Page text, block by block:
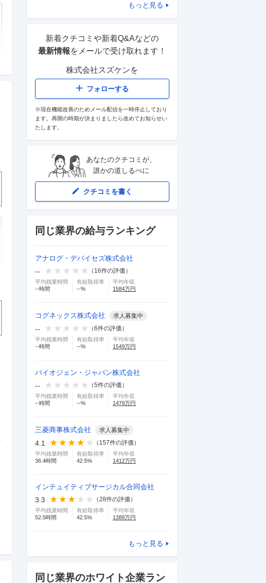
もっと見る
新着クチコミや新着Q&Aなどの
最新情報をメールで受け取れます！
株式会社スズケンを
フォローする
※現在機能改善のためメール配信を一時停止しており
ます。再開の時期が決まりましたら改めてお知らせい
たします。
あなたのクチコミが、
誰かの道しるべに
クチコミを書く
同じ業界の給与ランキング
アナログ・デバイセズ株式会社
--
（ 16件の評価）
平均残業時間
--時間
有給取得率
--%
平均年収
1584万円
コグネックス株式会社 求人募集中
-- （6件の評価）
平均残業時間
--時間
有給取得率
--%
平均年収
1549万円
バイオジェン・ジャパン株式会社
--
（5件の評価）
平均残業時間
--時間
有給取得率
--%
平均年収
1479万円
三菱商事株式会社 求人募集中
4.1 （ 157件の評価）
平均残業時間
36.4時間
有給取得率
42.5%
平均年収
1412万円
インテュイティブサージカル合同会社
3.3
（28件の評価）
平均残業時間
52.5時間
有給取得率
42.5%
平均年収
1389万円
もっと見る
同じ業界のホワイト企業ラン